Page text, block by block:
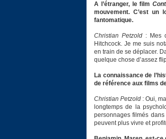
A l’étranger, le film
mouvement. C’est un
fantomatique.
Christian Petzold : Mes
Hitchcock. Je me suis
en train de se déplacer.
quelque chose d’assez
La connaissance de
de référence aux films
Christian Petzold : Oui,
longtemps de la
personnages filmés
peuvent plus vivre et